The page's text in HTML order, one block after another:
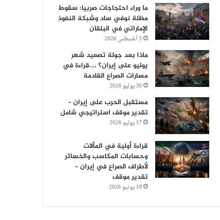
ما وراء احتجاجات صربيا: سقوط
مظلة نوفي ساد وشبكة النفوذ
الإماراتي في البلقان
3 أغسطس 2026
ماذا بعد جولة تصعيد شهر
يوليو على إيران؟ ….قراءة في
مسارات الصراع القادمة
30 يوليو 2026
مستقبل الحرب على إيران –
تقدير موقف استراتيجي شامل
17 يوليو 2026
قراءة أولية في المألات
وحسابات المكاسب والخسائر
لأطراف الصراع في إيران –
تقدير موقف
18 يونيو 2026